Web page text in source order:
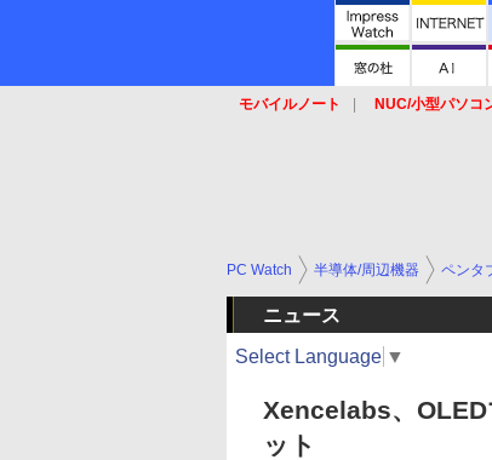
モバイルノート NUC/小型パソコ
PC Watch 半導体/周辺機器 ペンタ
ニュース
Select Language ▼
Xencelabs、
ット